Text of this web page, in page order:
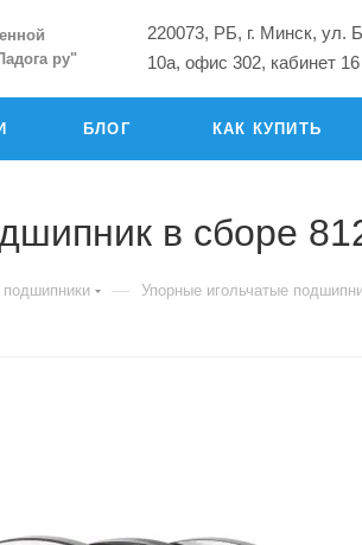
ру"
220073, РБ, г. Минск, ул.
10а, офис 302, кабинет 16
БЛОГ КАК КУПИТЬ
в сборе
подшипники — Упорные игольчатые